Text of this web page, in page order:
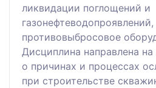
ликвидации поглощений и
газонефтеводопроявлений,
противовыбросовое
Дисциплина направлена на
о причинах и процессах
при строительстве